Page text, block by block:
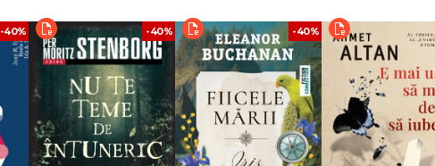
-40% -40% -40%